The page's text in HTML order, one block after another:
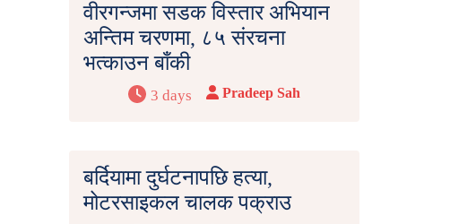
वीरगन्जमा सडक विस्तार अभियान
अन्तिम चरणमा, ८५ संरचना
भत्काउन बाँकी
3 days Pradeep Sah
बर्दियामा दुर्घटनापछि हत्या,
मोटरसाइकल चालक पक्राउ